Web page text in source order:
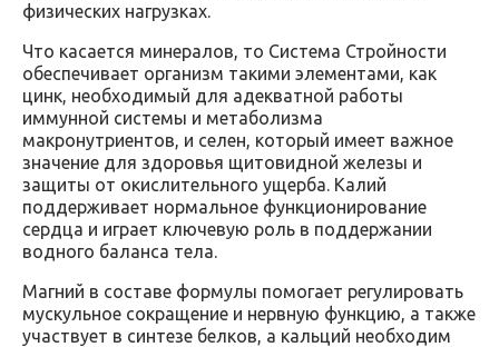
физических нагрузках.
Что касается минералов, то Система Стройности
обеспечивает организм такими элементами, как
цинк, необходимый для адекватной работы
иммунной системы и метаболизма
макронутриентов, и селен, который имеет важное
значение для здоровья щитовидной железы и
защиты от окислительного ущерба. Калий
поддерживает нормальное функционирование
сердца и играет ключевую роль в поддержании
водного баланса тела.
Магний в составе формулы помогает регулировать
мускульное сокращение и нервную функцию, а также
участвует в синтезе белков, а кальций необходим